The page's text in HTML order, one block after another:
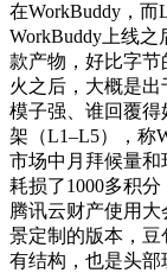
在WorkBuddy，而
WorkBuddy上线
款产物，好比字节
火之后，大概是
模子强、谁回覆得
架（L1–L5），称
市场中月拜候量和
耗损了1000多积
腾讯云财产使用
景定制的版本，豆
有结构，也是头部